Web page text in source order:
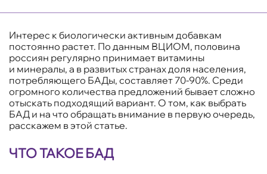
Интерес к биологически активным добавкам
постоянно растет. По данным ВЦИОМ, половина
россиян регулярно принимает витамины
и минералы, а в развитых странах доля населения,
потребляющего БАДы, составляет 70-90%. Среди
огромного количества предложений бывает сложно
отыскать подходящий вариант. О том, как выбрать
БАД и на что обращать внимание в первую очередь,
расскажем в этой статье.
ЧТО ТАКОЕ БАД